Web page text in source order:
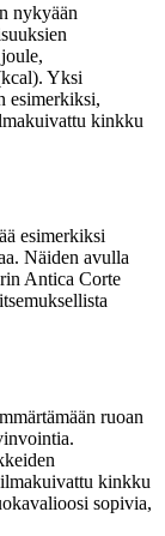
nykyään
Yksi
esimerkiksi,
kinkku
esimerkiksi
Näiden avulla
Antica Corte
ruoan
kinkku
sopivia,